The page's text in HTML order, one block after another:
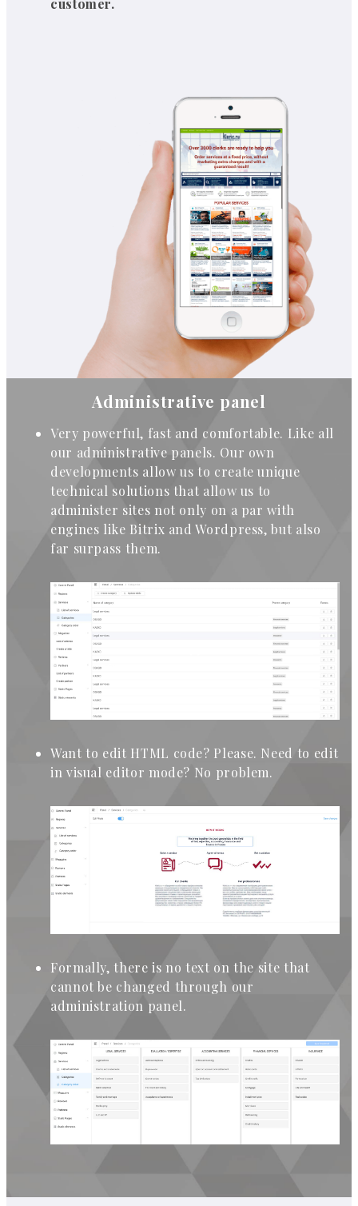
customer.
Administrative panel
Very powerful, fast and comfortable. Like all
our administrative panels. Our own
developments allow us to create unique
technical solutions that allow us to
administer sites not only on a par with
engines like Bitrix and Wordpress, but also
far surpass them.
Want to edit HTML code? Please. Need to edit
in visual editor mode? No problem.
Formally, there is no text on the site that
cannot be changed through our
administration panel.